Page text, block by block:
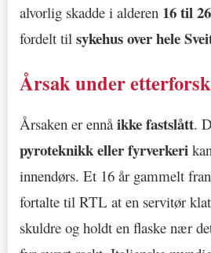
alvorlig skadde i alderen 16 til
fordelt til sykehus over hele
Årsak under
Årsaken er ennåikke fastslått.
pyroteknikk eller fyrverkeri
innendørs. Et 16 år gammelt
fortalte til RTL at en servitør
skuldre og holdt en flaske nær